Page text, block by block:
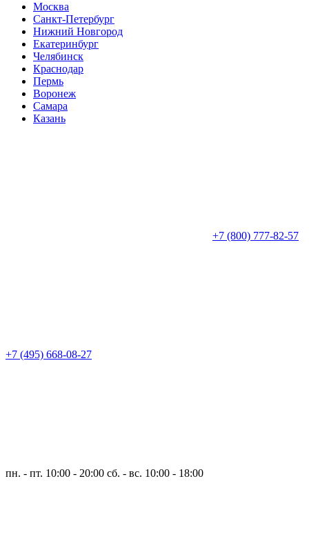
Москва
Санкт-Петербург
Нижний Новгород
Екатеринбург
Челябинск
Краснодар
Пермь
Воронеж
Самара
Казань
+7 (800) 777-82-57
+7 (495) 668-08-27
пн. - пт. 10:00 - 20:00 сб. - вс. 10:00 - 18:00